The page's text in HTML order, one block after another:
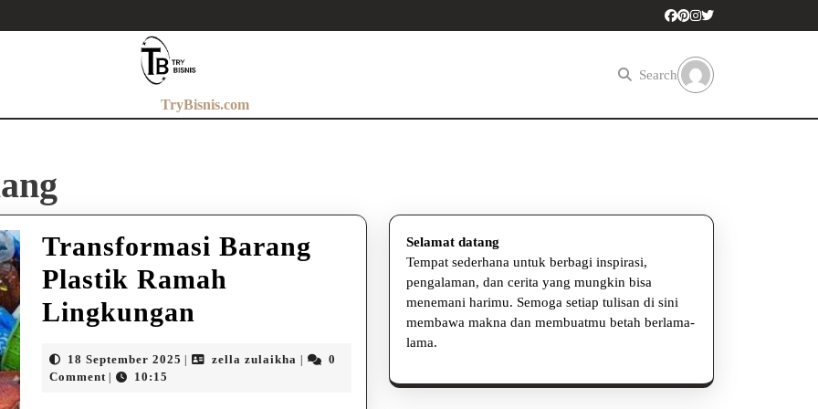
TryBisnis.com
Search
Transformasi Barang
Plastik Ramah
Lingkungan
18 September 2025 18
zella zulaikha zella 0
Comment
10:15
Selamat datang
Tempat sederhana untuk berbagi inspirasi,
pengalaman, dan cerita yang mungkin bisa
menemani harimu. Semoga setiap tulisan di sini
membawa makna dan membuatmu betah berlama-
lama.